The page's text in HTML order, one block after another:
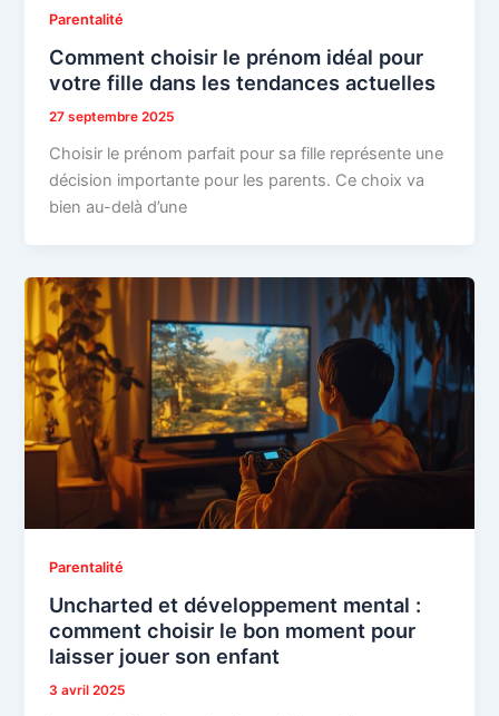
Parentalité
Comment choisir le prénom idéal pour
votre fille dans les tendances actuelles
27 septembre 2025
Choisir le prénom parfait pour sa fille représente une
décision importante pour les parents. Ce choix va
bien au-delà d’une
Parentalité
Uncharted et développement mental :
comment choisir le bon moment pour
laisser jouer son enfant
3 avril 2025